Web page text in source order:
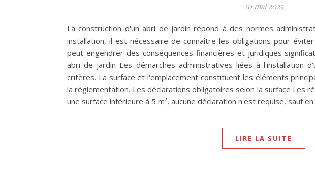
20 mai 2025
La construction d'un abri de jardin répond à des normes
installation, il est nécessaire de connaître les obligations pour
peut engendrer des conséquences financières et juridiques
abri de jardin Les démarches administratives liées à l'installation
critères. La surface et l'emplacement constituent les éléments
la réglementation. Les déclarations obligatoires selon la surface Les
une surface inférieure à 5 m², aucune déclaration n'est requise, sauf
LIRE LA SUITE